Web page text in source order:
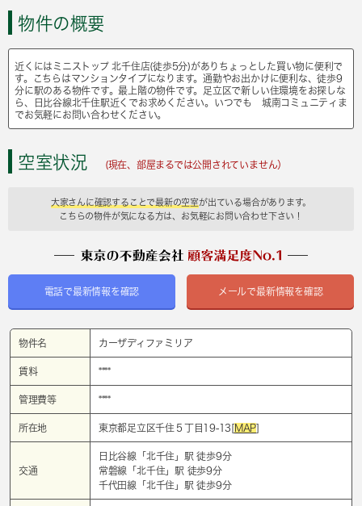
物件の概要
近くにはミニストップ 北千住店(徒歩5分)がありちょっとした買い物に便利で
す。こちらはマンションタイプになります。通勤やお出かけに便利な、徒歩9
分に駅のある物件です。最上階の物件です。足立区で新しい住環境をお探しな
ら、日比谷線北千住駅近くでお求めください。いつでも 城南コミュニティま
でお気軽にお問い合わせください。
空室状況 (現在、部屋まるでは公開されていません）
大家さんに確認することで最新の空室が出ている場合があります。
こちらの物件が気になる方は、お気軽にお問い合わせ下さい！
電話で最新情報を確認 メールで最新情報を確認
物件名 カーザディファミリア
賃料 ****
管理費等 ****
所在地 東京都足立区千住５丁目19-13[MAP]
交通
日比谷線「 北千住 」駅 徒歩9分
常磐線「 北千住 」駅 徒歩9分
千代田線「 北千住 」駅 徒歩9分